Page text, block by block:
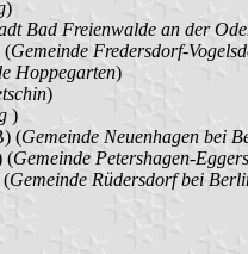
)
Bad Freienwalde an der
(Gemeinde Fredersdorf-
Hoppegarten)
)
)
(Gemeinde Neuenhagen bei
(Gemeinde Petershagen-
(Gemeinde Rüdersdorf bei